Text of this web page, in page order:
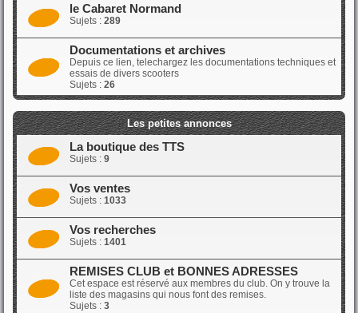
le Cabaret Normand
Sujets : 289
Documentations et archives
Depuis ce lien, telechargez les documentations techniques et
essais de divers scooters
Sujets : 26
Les petites annonces
La boutique des TTS
Sujets : 9
Vos ventes
Sujets : 1033
Vos recherches
Sujets : 1401
REMISES CLUB et BONNES ADRESSES
Cet espace est réservé aux membres du club. On y trouve la
liste des magasins qui nous font des remises.
Sujets : 3